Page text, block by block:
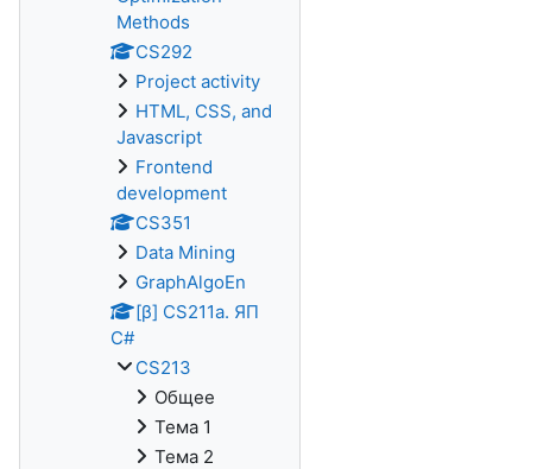
Methods
CS292
Project activity
HTML, CSS, and
Javascript
Frontend
development
CS351
Data Mining
GraphAlgoEn
[β] CS211a. ЯП
С#
CS213
Общее
Тема 1
Тема 2